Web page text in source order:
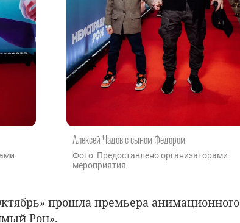
Алексей Чадов с сыном Федором
Фото: Предоставлено организаторами
мероприятия
прошла премьера анимационного
Рон».